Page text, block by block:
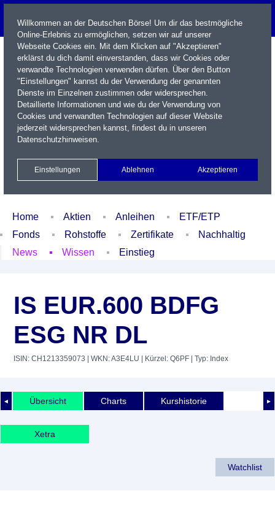
Name / WKN / ISIN / Kürzel
Xetra Realtime
Watchlist Portfolio Login
Home Aktien Anleihen
ETF/ETP
Fonds
Rohstoffe Zertifikate
Nachhaltig
News
Wissen Einstieg
IS EUR.600 BDFG
ESG NR DL
ISIN: CH1213359073 | WKN: A3E4LU | Kürzel: Q6PF | Typ: Index
◄ ►
Übersicht Charts Kurshistorie
Xetra
Watchlist
Willkommen an der Deutschen Börse! Um dir das bestmögliche
Online-Erlebnis zu ermöglichen, setzen wir auf unserer
Webseite Cookies ein. Mit dem Klicken auf "Akzeptieren"
erklärst du dich damit einverstanden, dass wir Cookies oder
verwandte Technologien verwenden dürfen. Über den Button
"Einstellungen" kannst du der Verwendung der genannten
Dienste im Einzelnen zustimmen oder widersprechen.
Detaillierte Informationen und wie du der Verwendung von
Cookies und verwandten Technologien auf dieser Website
jederzeit widersprechen kannst, findest du in unseren
Datenschutzhinweisen.
Einstellungen Ablehnen Akzeptieren